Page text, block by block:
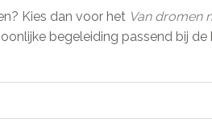
Kies dan voor het Van dromen
begeleiding passend bij